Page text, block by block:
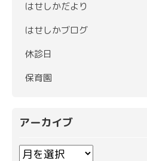
はせしかだより
はせしかブログ
休診日
保育園
アーカイブ